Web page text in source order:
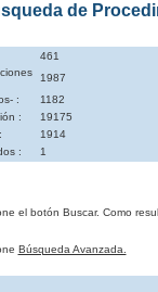
de
461
1987
:
1182
:
19175
1914
:
1
el botón Buscar. Como
Búsqueda Avanzada.